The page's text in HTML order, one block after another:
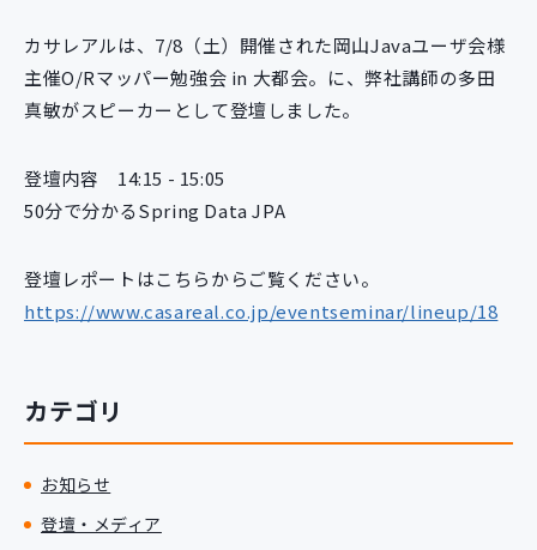
カスタマイズコース 教材購入
イベント・セミナー
ニュース
カサレアルは、7/8（土）開催された岡山Javaユーザ会様
主催O/Rマッパー勉強会 in 大都会。に、弊社講師の多田
真敏がスピーカーとして登壇しました。
登壇内容 14:15 - 15:05
50分で分かるSpring Data JPA
登壇レポートはこちらからご覧ください。
https://www.casareal.co.jp/eventseminar/lineup/18
カテゴリ
お知らせ
登壇・メディア